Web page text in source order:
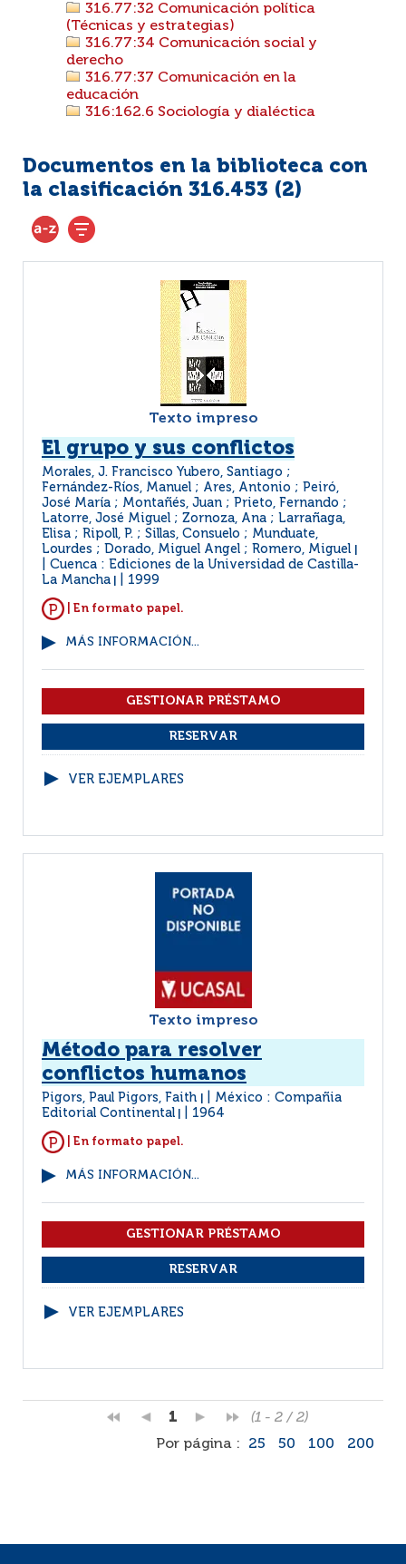
316.77:32 Comunicación política
(Técnicas y estrategias)
316.77:34 Comunicación social y
derecho
316.77:37 Comunicación en la
educación
316:162.6 Sociología y dialéctica
Documentos en la biblioteca con
la clasificación 316.453 (2)
Texto impreso
El grupo y sus conflictos
Morales, J. Francisco Yubero, Santiago ;
Fernández-Ríos, Manuel ; Ares, Antonio ; Peiró,
José María ; Montañés, Juan ; Prieto, Fernando ;
Latorre, José Miguel ; Zornoza, Ana ; Larrañaga,
Elisa ; Ripoll, P. ; Sillas, Consuelo ; Munduate,
Lourdes ; Dorado, Miguel Angel ; Romero, Miguel
Cuenca : Ediciones de la Universidad de Castilla-
La Mancha
1999
| En formato papel.
MÁS INFORMACIÓN...
VER EJEMPLARES
Texto impreso
Método para resolver
conflictos humanos
Pigors, Paul Pigors, Faith
México : Compañia
Editorial Continental
1964
| En formato papel.
MÁS INFORMACIÓN...
VER EJEMPLARES
1
(1 - 2 / 2)
Por página :
25 50 100 200